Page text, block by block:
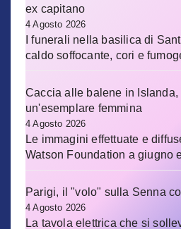
ex capitano
4 Agosto 2026
I funerali nella basilica di
caldo soffocante, cori e
Caccia alle balene in
un'esemplare femmina
4 Agosto 2026
Le immagini effettuate e
Watson Foundation a giugno
Parigi, il "volo" sulla Senna
4 Agosto 2026
La tavola elettrica che si